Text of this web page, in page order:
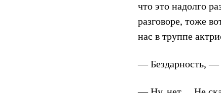
что это надолго
разговоре, тоже
нас в труппе
— Бездарность, —